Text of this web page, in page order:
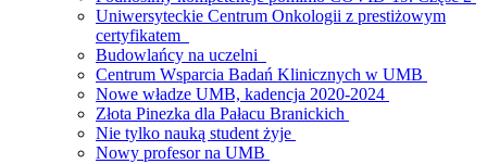
Uniwersyteckie Centrum Onkologii z prestiżowym
certyfikatem
Budowlańcy na uczelni
Centrum Wsparcia Badań Klinicznych w UMB
Nowe władze UMB, kadencja 2020-2024
Złota Pinezka dla Pałacu Branickich
Nie tylko nauką student żyje
Nowy profesor na UMB